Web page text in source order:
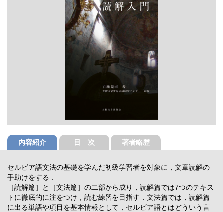
内容紹介 目 次 著者略歴
セルビア語文法の基礎を学んだ初級学習者を対象に，文章読解の
手助けをする．
［読解篇］と［文法篇］の二部から成り，読解篇では7つのテキス
トに徹底的に注をつけ，読む練習を目指す．文法篇では，読解篇
に出る単語や項目を基本情報として，セルビア語とはどういう言